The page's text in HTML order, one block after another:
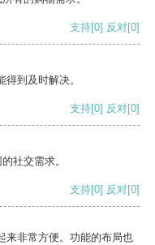
支持[0] 反对[0]
到及时解决。
支持[0] 反对[0]
社交需求。
支持[0] 反对[0]
来非常方便。功能的布局也